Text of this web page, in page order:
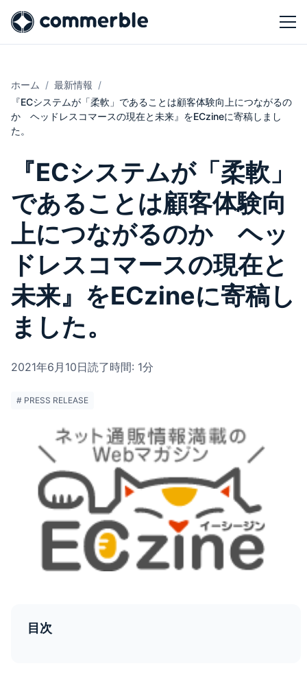
ホーム
最新情報
『ECシステムが「柔軟」であることは顧客体験向上につながるの
か ヘッドレスコマースの現在と未来』をECzineに寄稿しまし
た。
『ECシステムが「柔軟」
であることは顧客体験向
上につながるのか ヘッ
ドレスコマースの現在と
未来』をECzineに寄稿し
ました。
2021年6月10日読了時間: 1分
# PRESS RELEASE
目次